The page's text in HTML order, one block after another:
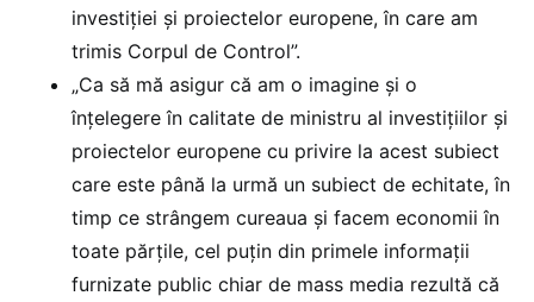
investiţiei şi proiectelor europene, în care am
trimis Corpul de Control”.
„Ca să mă asigur că am o imagine şi o
înţelegere în calitate de ministru al investiţiilor şi
proiectelor europene cu privire la acest subiect
care este până la urmă un subiect de echitate, în
timp ce strângem cureaua şi facem economii în
toate părţile, cel puţin din primele informaţii
furnizate public chiar de mass media rezultă că